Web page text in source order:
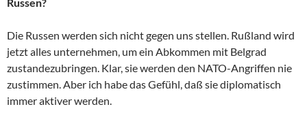
Russen?
Die Russen werden sich nicht gegen uns stellen. Rußland wird
jetzt alles unternehmen, um ein Abkommen mit Belgrad
zustandezubringen. Klar, sie werden den NATO-Angriffen nie
zustimmen. Aber ich habe das Gefühl, daß sie diplomatisch
immer aktiver werden.